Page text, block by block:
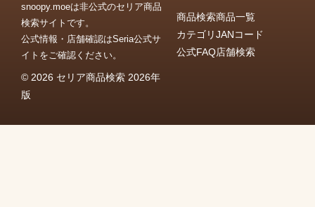
snoopy.moeは非公式のセリア商品
検索サイトです。
公式情報・店舗確認はSeria公式サ
イトをご確認ください。
© 2026 セリア商品検索 2026年
版
商品検索商品一覧
カテゴリJANコード
公式FAQ店舗検索